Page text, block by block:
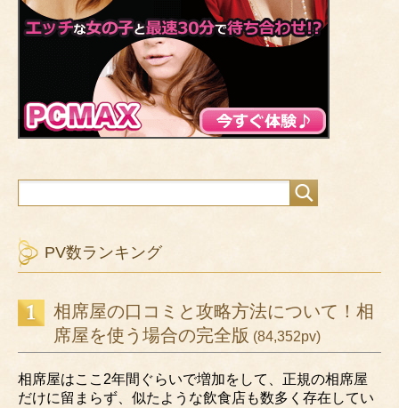
PV数ランキング
相席屋の口コミと攻略方法について！相
席屋を使う場合の完全版 (84,352pv)
相席屋はここ2年間ぐらいで増加をして、正規の相席屋
だけに留まらず、似たような飲食店も数多く存在してい